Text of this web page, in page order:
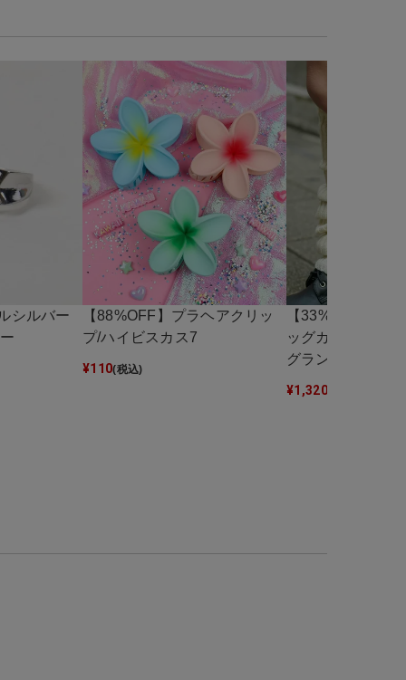
シルバー
【88%OFF】プラヘアクリッ
プ/ハイビスカス7
¥110(税込)
【33%OFF】ビ
ッグカバー/
グランジ
¥1,320